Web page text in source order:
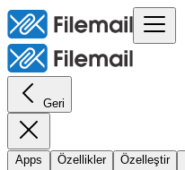
Geri
Apps Özellikler Özelleştir